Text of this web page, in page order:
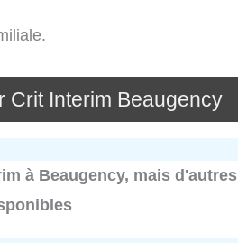
Crit Interim Beaugency
à Beaugency, mais d'autres